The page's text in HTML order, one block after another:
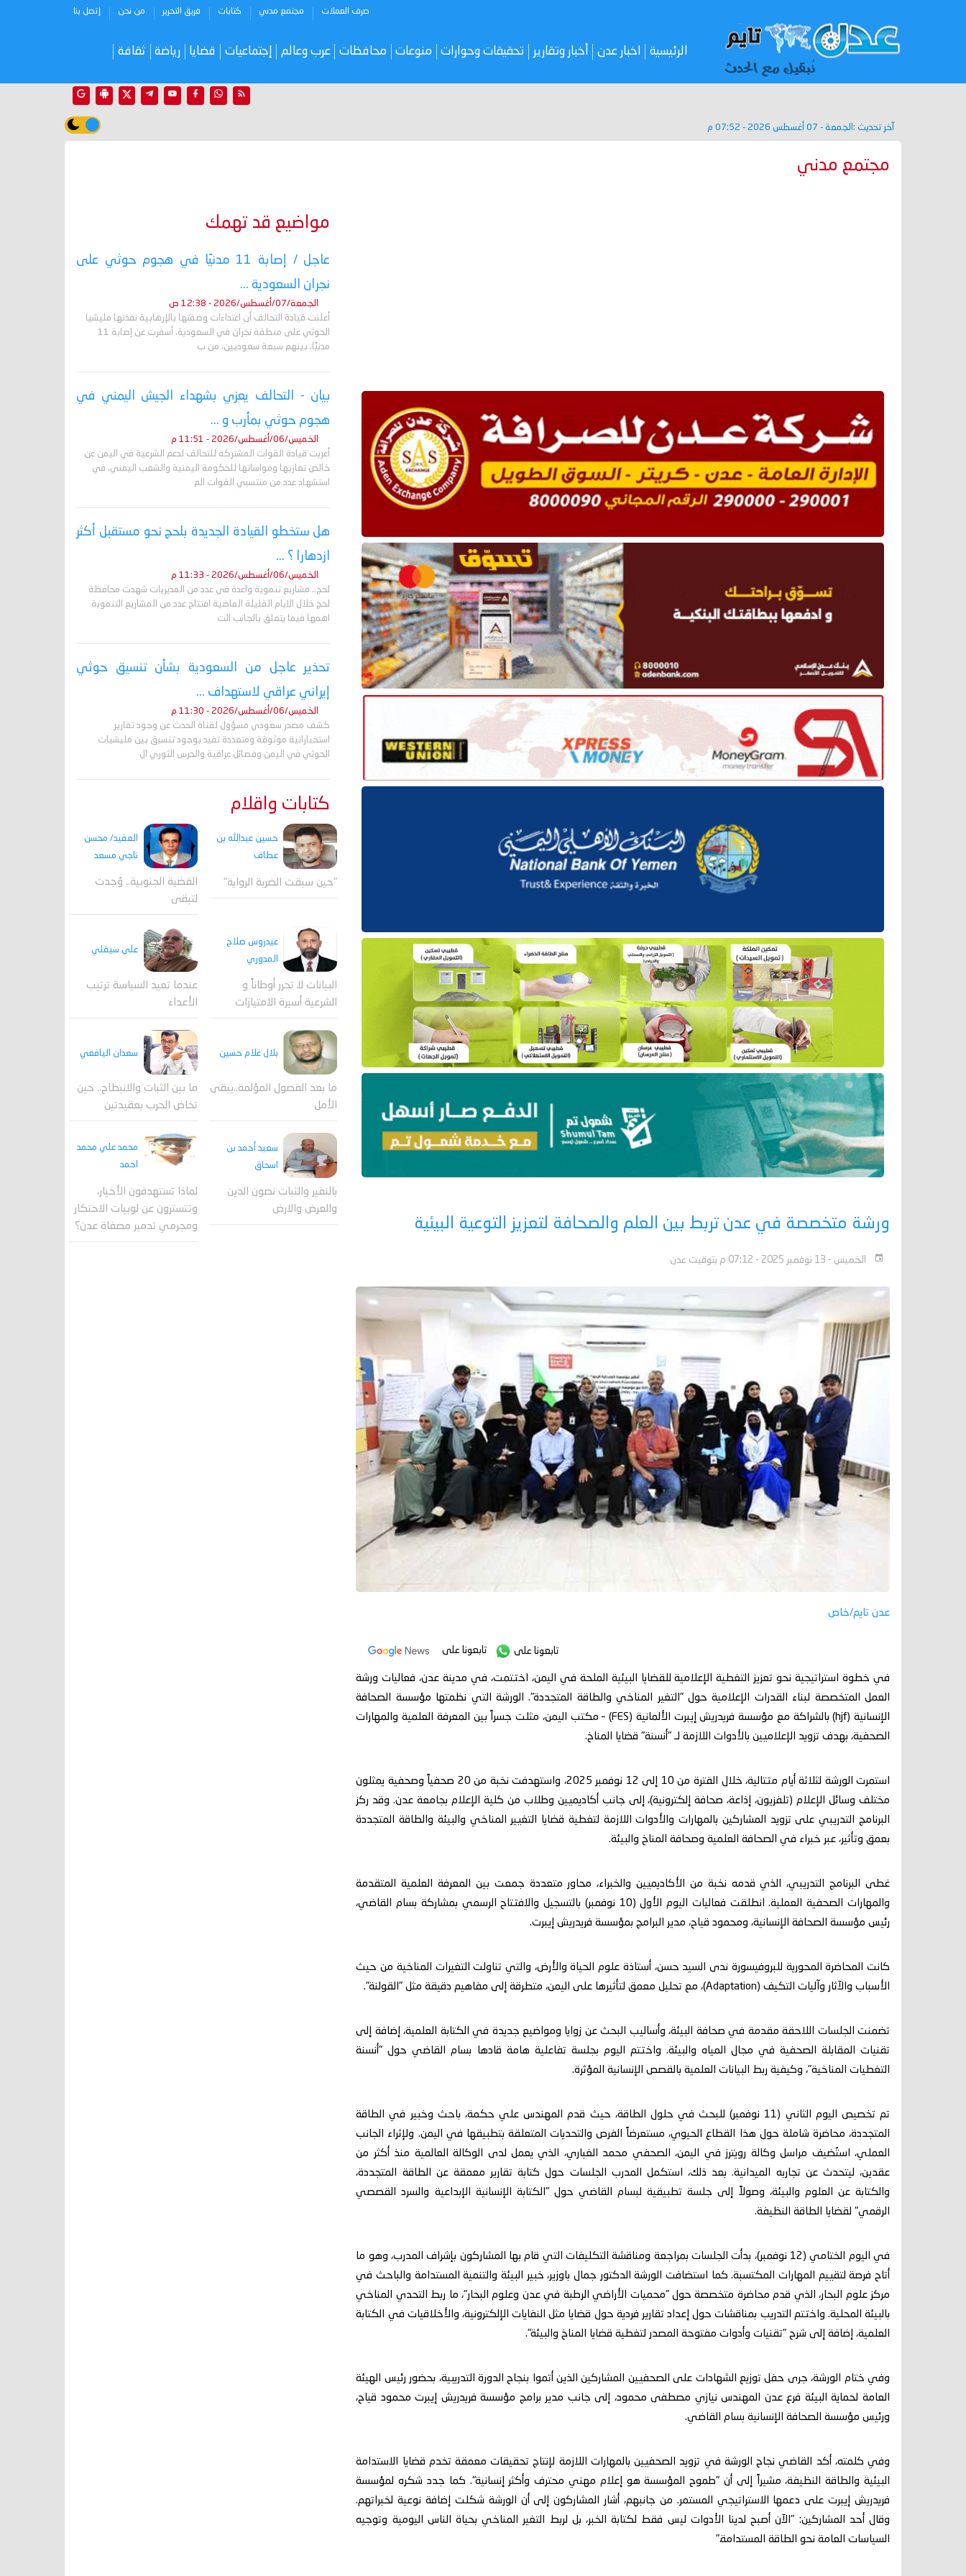
صرف العملات مجتمع مدني كتابات فريق التحرير من نحن إتصل بنا
الرئيسية اخبار عدن أخبار وتقارير تحقيقات وحوارات منوعات محافظات عرب وعالم إجتماعيات قضايا رياضة ثقافة
آخر تحديث : الجمعة - 07 أغسطس 2026 - 07:52 م
مجتمع مدني
ورشة متخصصة في عدن تربط بين العلم والصحافة لتعزيز التوعية البيئية
الخميس - 13 نوفمبر 2025 - 07:12 م بتوقيت عدن
عدن تايم/خاص
تابعونا على تابعونا على
في خطوة استراتيجية نحو تعزيز التغطية الإعلامية للقضايا البيئية الملحة في اليمن، اختتمت، في مدينة عدن، فعاليات ورشة
العمل المتخصصة لبناء القدرات الإعلامية حول "التغير المناخي والطاقة المتجددة". الورشة التي نظمتها مؤسسة الصحافة
الإنسانية (hjf) بالشراكة مع مؤسسة فريدريش إيبرت الألمانية (FES) – مكتب اليمن، مثلت جسراً بين المعرفة العلمية والمهارات
الصحفية، بهدف تزويد الإعلاميين بالأدوات اللازمة لـ "أنسنة" قضايا المناخ.
استمرت الورشة لثلاثة أيام متتالية، خلال الفترة من 10 إلى 12 نوفمبر 2025، واستهدفت نخبة من 20 صحفياً وصحفية يمثلون
مختلف وسائل الإعلام (تلفزيون، إذاعة، صحافة إلكترونية)، إلى جانب أكاديميين وطلاب من كلية الإعلام بجامعة عدن. وقد ركز
البرنامج التدريبي على تزويد المشاركين بالمهارات والأدوات اللازمة لتغطية قضايا التغيير المناخي والبيئة والطاقة المتجددة
بعمق وتأثير، عبر خبراء في الصحافة العلمية وصحافة المناخ والبيئة.
غطى البرنامج التدريبي، الذي قدمه نخبة من الأكاديميين والخبراء، محاور متعددة جمعت بين المعرفة العلمية المتقدمة
والمهارات الصحفية العملية. انطلقت فعاليات اليوم الأول (10 نوفمبر) بالتسجيل والافتتاح الرسمي بمشاركة بسام القاضي،
رئيس مؤسسة الصحافة الإنسانية، ومحمود قياح، مدير البرامج بمؤسسة فريدريش إيبرت.
كانت المحاضرة المحورية للبروفيسورة ندى السيد حسن، أستاذة علوم الحياة والأرض، والتي تناولت التغيرات المناخية من حيث
الأسباب والآثار وآليات التكيف (Adaptation)، مع تحليل معمق لتأثيرها على اليمن، متطرقة إلى مفاهيم دقيقة مثل "القولنة".
تضمنت الجلسات اللاحقة مقدمة في صحافة البيئة، وأساليب البحث عن زوايا ومواضيع جديدة في الكتابة العلمية، إضافة إلى
تقنيات المقابلة الصحفية في مجال المياه والبيئة. واختتم اليوم بجلسة تفاعلية هامة قادها بسام القاضي حول "أنسنة
التغطيات المناخية"، وكيفية ربط البيانات العلمية بالقصص الإنسانية المؤثرة.
تم تخصيص اليوم الثاني (11 نوفمبر) للبحث في حلول الطاقة، حيث قدم المهندس علي حكمة، باحث وخبير في الطاقة
المتجددة، محاضرة شاملة حول هذا القطاع الحيوي، مستعرضاً الفرص والتحديات المتعلقة بتطبيقها في اليمن. ولإثراء الجانب
العملي، استُضيف مراسل وكالة رويترز في اليمن، الصحفي محمد الغباري، الذي يعمل لدى الوكالة العالمية منذ أكثر من
عقدين، ليتحدث عن تجاربه الميدانية. بعد ذلك، استكمل المدرب الجلسات حول كتابة تقارير معمقة عن الطاقة المتجددة،
والكتابة عن العلوم والبيئة، وصولاً إلى جلسة تطبيقية لبسام القاضي حول "الكتابة الإنسانية الإبداعية والسرد القصصي
الرقمي" لقضايا الطاقة النظيفة.
في اليوم الختامي (12 نوفمبر)، بدأت الجلسات بمراجعة ومناقشة التكليفات التي قام بها المشاركون بإشراف المدرب، وهو ما
أتاح فرصة لتقييم المهارات المكتسبة. كما استضافت الورشة الدكتور جمال باوزير، خبير البيئة والتنمية المستدامة والباحث في
مركز علوم البحار، الذي قدم محاضرة متخصصة حول "محميات الأراضي الرطبة في عدن وعلوم البحار"، ما ربط التحدي المناخي
بالبيئة المحلية. واختتم التدريب بمناقشات حول إعداد تقارير فردية حول قضايا مثل النفايات الإلكترونية، والأخلاقيات في الكتابة
العلمية، إضافة إلى شرح "تقنيات وأدوات مفتوحة المصدر لتغطية قضايا المناخ والبيئة".
وفي ختام الورشة، جرى حفل توزيع الشهادات على الصحفيين المشاركين الذين أتموا بنجاح الدورة التدريبية، بحضور رئيس الهيئة
العامة لحماية البيئة فرع عدن المهندس نيازي مصطفى محمود، إلى جانب مدير برامج مؤسسة فريدريش إيبرت محمود قياح،
ورئيس مؤسسة الصحافة الإنسانية بسام القاضي.
وفي كلمته، أكد القاضي نجاح الورشة في تزويد الصحفيين بالمهارات اللازمة لإنتاج تحقيقات معمقة تخدم قضايا الاستدامة
البيئية والطاقة النظيفة، مشيراً إلى أن "طموح المؤسسة هو إعلام مهني محترف وأكثر إنسانية". كما جدد شكره لمؤسسة
فريدريش إيبرت على دعمها الاستراتيجي المستمر. من جانبهم، أشار المشاركون إلى أن الورشة شكلت إضافة نوعية لخبراتهم.
وقال أحد المشاركين: "الآن أصبح لدينا الأدوات ليس فقط لكتابة الخبر، بل لربط التغير المناخي بحياة الناس اليومية وتوجيه
السياسات العامة نحو الطاقة المستدامة."
مواضيع قد تهمك
عاجل / إصابة 11 مدنيًا في هجوم حوثي على
نجران السعودية ...
الجمعة/07/أغسطس/2026 - 12:38 ص
أعلنت قيادة التحالف أن اعتداءات وصفتها بالإرهابية نفذتها مليشيا
الحوثي على منطقة نجران في السعودية، أسفرت عن إصابة 11
مدنيًا، بينهم سبعة سعوديين، من ب
بيان - التحالف يعزي بشهداء الجيش اليمني في
هجوم حوثي بمأرب و ...
الخميس/06/أغسطس/2026 - 11:51 م
أعربت قيادة القوات المشتركة للتحالف لدعم الشرعية في اليمن عن
خالص تعازيها ومواساتها للحكومة اليمنية والشعب اليمني، في
استشهاد عدد من منتسبي القوات الم
هل ستخطو القيادة الجديدة بلحج نحو مستقبل أكثر
ازدهارا ؟ ...
الخميس/06/أغسطس/2026 - 11:33 م
لحج.. مشاريع تنموية واعدة في عدد من المديريات شهدت محافظة
لحج خلال الايام القليلة الماضية افتتاح عدد من المشاريع التنموية
اهمها فيما يتعلق بالجانب الت
تحذير عاجل من السعودية بشأن تنسيق حوثي
إيراني عراقي لاستهداف ...
الخميس/06/أغسطس/2026 - 11:30 م
كشف مصدر سعودي مسؤول لقناة الحدث عن وجود تقارير
استخباراتية موثوقة ومتعددة تفيد بوجود تنسيق بين مليشيات
الحوثي في اليمن وفصائل عراقية والحرس الثوري ال
كتابات واقلام
حسين عبدالله بن
عطاف
"حين سبقت الضربة الرواية"
العقيد/ محسن
ناجي مسعد
القضية الجنوبية.. وُجدت
لتبقى
عيدروس صلاح
المدوري
البيانات لا تحرر أوطاناً و
الشرعية أسيرة الامتيازات
علي سيقلي
عندما تعيد السياسة ترتيب
الأعداء
بلال غلام حسين
ما بعد الفصول المؤلمة..يبقى
الأمل
سعدان اليافعي
ما بين الثبات والانبطاح.. حين
تخاض الحرب بعقيدتين
سعيد أحمد بن
اسحاق
بالنفير والثبات نصون الدين
والعرض والارض
محمد علي محمد
احمد
لماذا تستهدفون الأخيار،
وتتسترون عن لوبيات الاحتكار
ومجرمي تدمير مصفاة عدن؟